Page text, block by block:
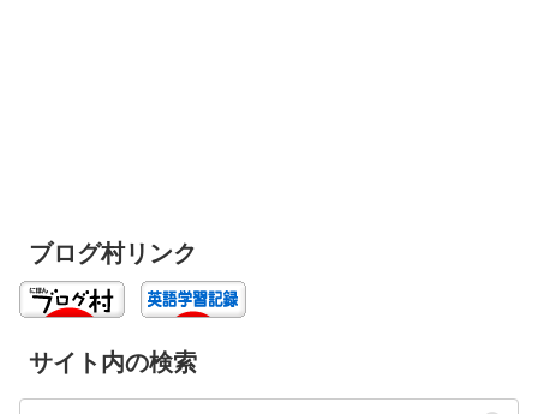
ブログ村リンク
サイト内の検索